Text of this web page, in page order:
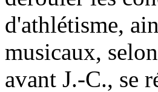
d'athlétisme,
musicaux,
avant J.-C., se